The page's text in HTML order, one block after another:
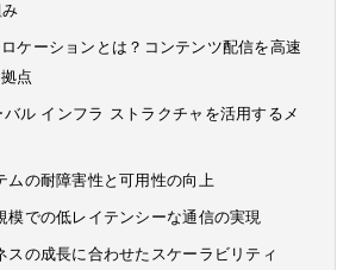
ケーションとは？コンテンツ配信を高速
点
ル インフラ ストラクチャを活用するメ
ムの耐障害性と可用性の向上
模での低レイテンシーな通信の実現
スの成長に合わせたスケーラビリティ